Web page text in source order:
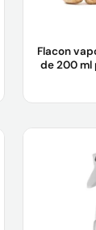
Flacon
de 200 ml
Matériau du
Échantillon :
gratuit pour